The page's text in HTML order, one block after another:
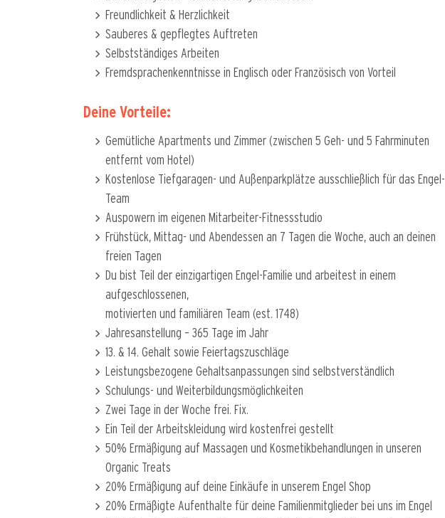
Freundlichkeit & Herzlichkeit
Sauberes & gepflegtes Auftreten
Selbstständiges Arbeiten
Fremdsprachenkenntnisse in Englisch oder Französisch von Vorteil
Deine Vorteile:
Gemütliche Apartments und Zimmer (zwischen 5 Geh- und 5 Fahrminuten
entfernt vom Hotel)
Kostenlose Tiefgaragen- und Außenparkplätze ausschließlich für das Engel-
Team
Auspowern im eigenen Mitarbeiter-Fitnessstudio
Frühstück, Mittag- und Abendessen an 7 Tagen die Woche, auch an deinen
freien Tagen
Du bist Teil der einzigartigen Engel-Familie und arbeitest in einem
aufgeschlossenen,
motivierten und familiären Team (est. 1748)
Jahresanstellung – 365 Tage im Jahr
13. & 14. Gehalt sowie Feiertagszuschläge
Leistungsbezogene Gehaltsanpassungen sind selbstverständlich
Schulungs- und Weiterbildungsmöglichkeiten
Zwei Tage in der Woche frei. Fix.
Ein Teil der Arbeitskleidung wird kostenfrei gestellt
50% Ermäßigung auf Massagen und Kosmetikbehandlungen in unseren
Organic Treats
20% Ermäßigung auf deine Einkäufe in unserem Engel Shop
20% Ermäßigte Aufenthalte für deine Familienmitglieder bei uns im Engel